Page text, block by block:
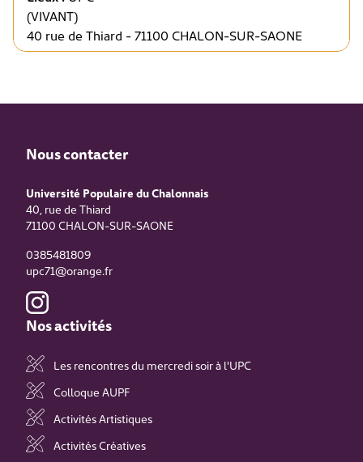
(VIVANT)
40 rue de Thiard - 71100 CHALON-SUR-SAONE
Nous contacter
Université Populaire du Chalonnais
40, rue de Thiard
71100 CHALON-SUR-SAONE
0385481809
upc71@orange.fr
Nos activités
Les rencontres du mercredi soir à l'UPC
Colloque AUPF
Activités Artistiques
Activités Créatives